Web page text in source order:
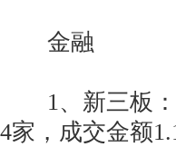
金融
1、新三板：4
4家，成交金额